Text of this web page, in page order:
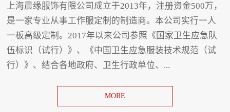
上海晨缘服饰有限公司成立于2013年，注册资金500万，
是一家专业从事工作服定制的制造商。本公司实行一人
一板高级定制。2017年以来公司参照《国家卫生应急队
伍标识（试行）》、《中国卫生应急服装技术规范（试
行）》、结合各地政府、卫生行政单位、...
MORE